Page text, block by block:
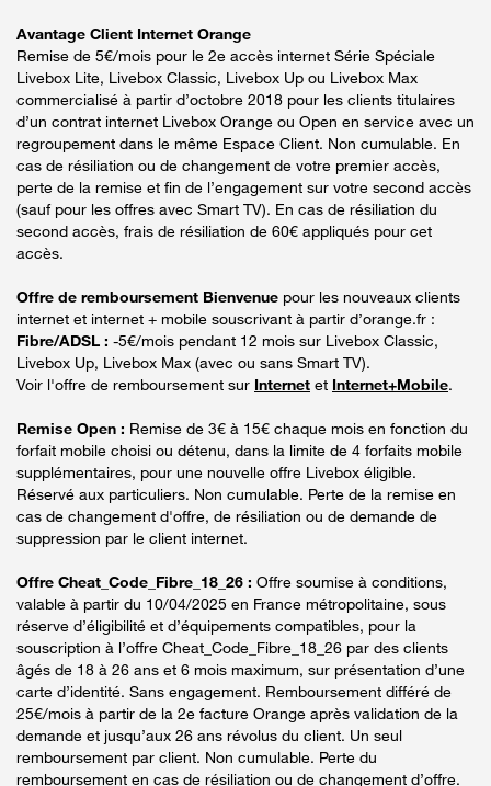
Avantage Client Internet Orange
Remise de 5€/mois pour le 2e accès internet Série Spéciale
Livebox Lite, Livebox Classic, Livebox Up ou Livebox Max
commercialisé à partir d’octobre 2018 pour les clients titulaires
d’un contrat internet Livebox Orange ou Open en service avec un
regroupement dans le même Espace Client. Non cumulable. En
cas de résiliation ou de changement de votre premier accès,
perte de la remise et fin de l’engagement sur votre second accès
(sauf pour les offres avec Smart TV). En cas de résiliation du
second accès, frais de résiliation de 60€ appliqués pour cet
accès.
Offre de remboursement Bienvenue pour les nouveaux clients
internet et internet + mobile souscrivant à partir d’orange.fr :
Fibre/ADSL : -5€/mois pendant 12 mois sur Livebox Classic,
Livebox Up, Livebox Max (avec ou sans Smart TV).
Voir l'offre de remboursement sur Internet et Internet+Mobile.
Remise Open : Remise de 3€ à 15€ chaque mois en fonction du
forfait mobile choisi ou détenu, dans la limite de 4 forfaits mobile
supplémentaires, pour une nouvelle offre Livebox éligible.
Réservé aux particuliers. Non cumulable. Perte de la remise en
cas de changement d'offre, de résiliation ou de demande de
suppression par le client internet.
Offre Cheat_Code_Fibre_18_26 : Offre soumise à conditions,
valable à partir du 10/04/2025 en France métropolitaine, sous
réserve d’éligibilité et d’équipements compatibles, pour la
souscription à l’offre Cheat_Code_Fibre_18_26 par des clients
âgés de 18 à 26 ans et 6 mois maximum, sur présentation d’une
carte d’identité. Sans engagement. Remboursement différé de
25€/mois à partir de la 2e facture Orange après validation de la
demande et jusqu’aux 26 ans révolus du client. Un seul
remboursement par client. Non cumulable. Perte du
remboursement en cas de résiliation ou de changement d’offre.